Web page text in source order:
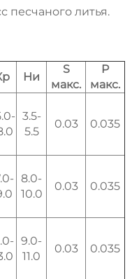
песчаного литья.
Ни
S
макс.
P
макс.
3.5-
5.5
0.03 0.035
8.0-
10.0
0.03 0.035
9.0-
11.0
0.03 0.035